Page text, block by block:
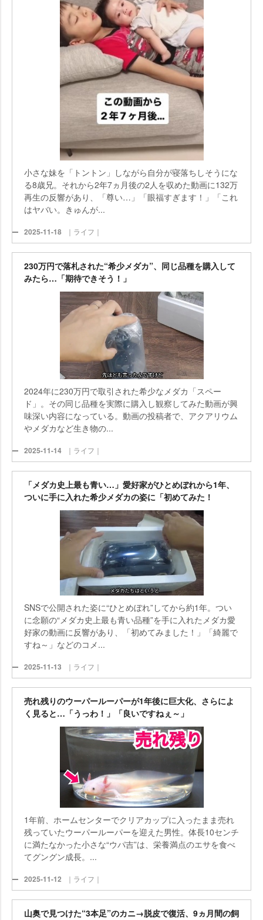
小さな妹を「トントン」しながら自分が寝落ちしそうにな
る8歳兄。それから2年7ヵ月後の2人を収めた動画に132万
再生の反響があり、「尊い…」「眼福すぎます！」「これ
はヤバい。きゅんが...
2025-11-18 ｜ライフ｜
230万円で落札された“希少メダカ”、同じ品種を購入して
みたら…「期待できそう！」
2024年に230万円で取引された希少なメダカ「スペー
ド」。その同じ品種を実際に購入し観察してみた動画が興
味深い内容になっている。動画の投稿者で、アクアリウム
メダカなど生き物の...
2025-11-14 ｜ライフ｜
「メダカ史上最も青い…」愛好家がひとめぼれから1年、
ついに手に入れた希少メダカの姿に「初めてみた！
SNSで公開された姿に“ひとめぼれ”してから約1年。つい
に念願の“メダカ史上最も青い品種”を手に入れたメダカ愛
好家の動画に反響があり、「初めてみました！」「綺麗で
すね～」などのコメ...
2025-11-13 ｜ライフ｜
売れ残りのウーパールーパーが1年後に巨大化、さらによ
く見ると…「うっわ！」「良いですねぇ～」
1年前、ホームセンターでクリアカップに入ったまま売れ
残っていたウーパールーパーを迎えた男性。体長10センチ
に満たなかった小さな“ウパ吉”は、栄養満点のエサを食べ
てグングン成長。...
2025-11-12 ｜ライフ｜
山奥で見つけた“3本足”のカニ→脱皮で復活、9ヵ月間の飼